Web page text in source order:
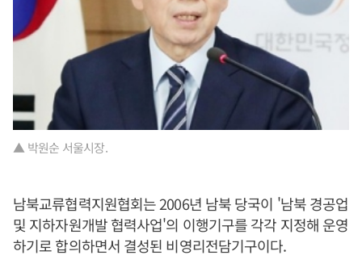
▲ 박원순 서울시장.
남북교류협력지원협회는 2006년 남북 당국이 '남북 경공업
및 지하자원개발 협력사업'의 이행기구를 각각 지정해 운영
하기로 합의하면서 결성된 비영리전담기구이다.